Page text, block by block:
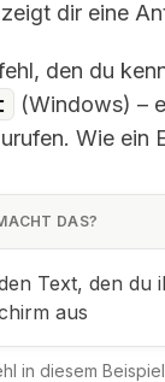
dir eine
den du
(Windows) –
Wie ein
DAS?
Text, den du
aus
in diesem Beispiel